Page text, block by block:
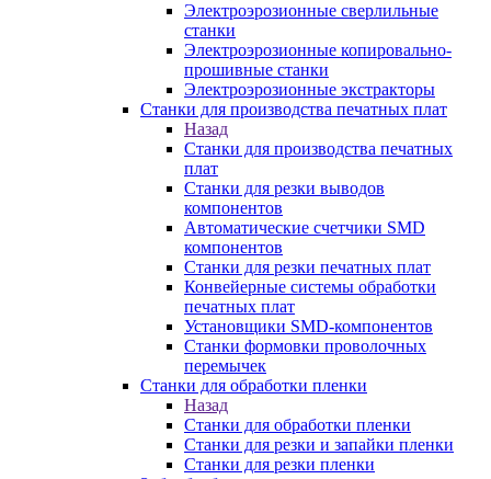
Электроэрозионные сверлильные
станки
Электроэрозионные копировально-
прошивные станки
Электроэрозионные экстракторы
Станки для производства печатных плат
Назад
Станки для производства печатных
плат
Станки для резки выводов
компонентов
Автоматические счетчики SMD
компонентов
Станки для резки печатных плат
Конвейерные системы обработки
печатных плат
Установщики SMD-компонентов
Станки формовки проволочных
перемычек
Станки для обработки пленки
Назад
Станки для обработки пленки
Станки для резки и запайки пленки
Станки для резки пленки